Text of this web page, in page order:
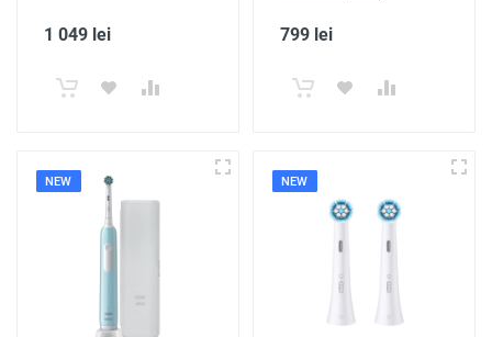
1 049 lei 799 lei
NEW NEW